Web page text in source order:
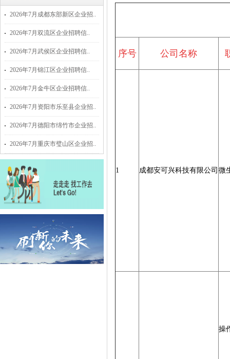
2026年7月成都东部新区企业招..
2026年7月双流区企业招聘信..
2026年7月武侯区企业招聘信..
2026年7月锦江区企业招聘信..
2026年7月金牛区企业招聘信..
2026年7月资阳市乐至县企业招..
2026年7月德阳市绵竹市企业招..
2026年7月重庆市璧山区企业招..
序号 公司名称
1 成都安可兴科技有限公司 微
操